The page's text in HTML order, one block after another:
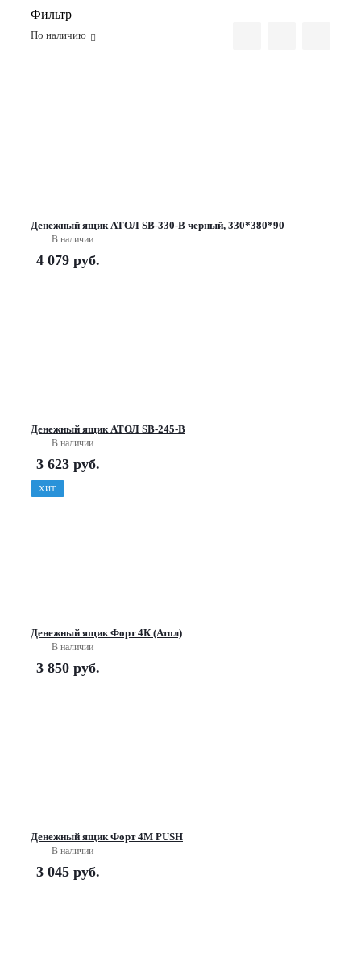
Фильтр
По наличию
Денежный ящик АТОЛ SB-330-B черный, 330*380*90
В наличии
4 079 руб.
Денежный ящик АТОЛ SB-245-B
В наличии
3 623 руб.
ХИТ
Денежный ящик Форт 4К (Атол)
В наличии
3 850 руб.
Денежный ящик Форт 4М PUSH
В наличии
3 045 руб.